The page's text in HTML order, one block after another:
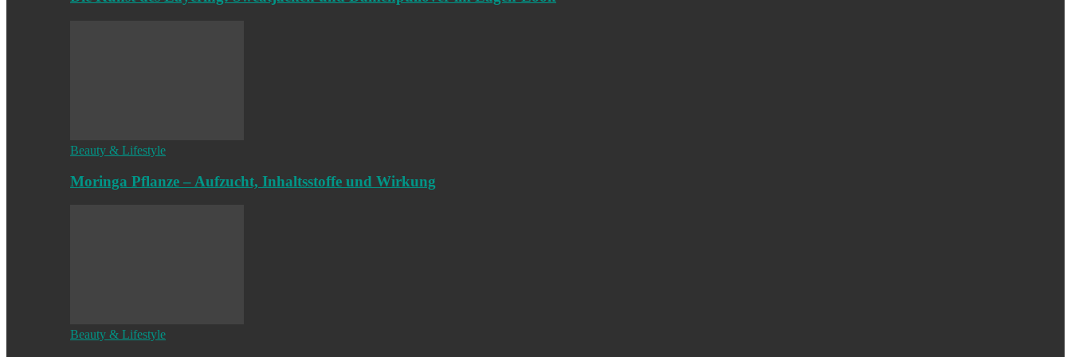
Beauty & Lifestyle
Moringa Pflanze – Aufzucht, Inhaltsstoffe und Wirkung
Beauty & Lifestyle